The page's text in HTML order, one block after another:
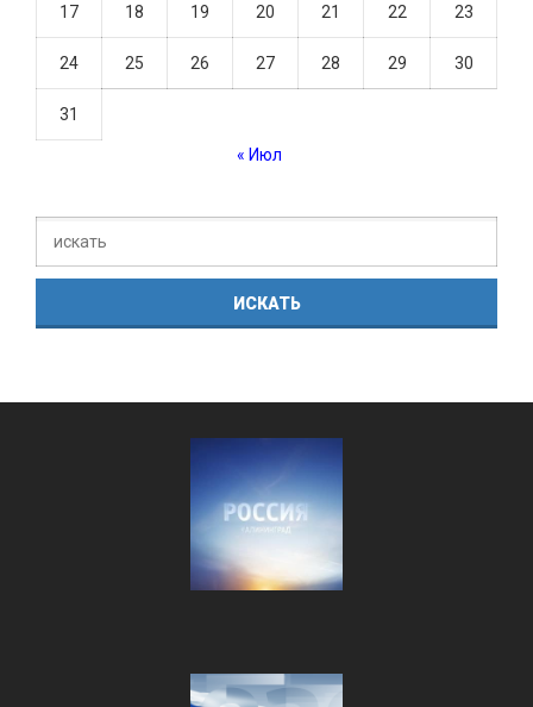
17 18 19 20 21 22 23
24 25 26 27 28 29 30
31
« Июл